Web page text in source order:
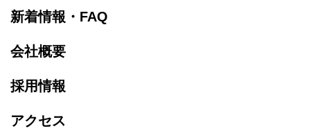
新着情報・FAQ
会社概要
採用情報
アクセス